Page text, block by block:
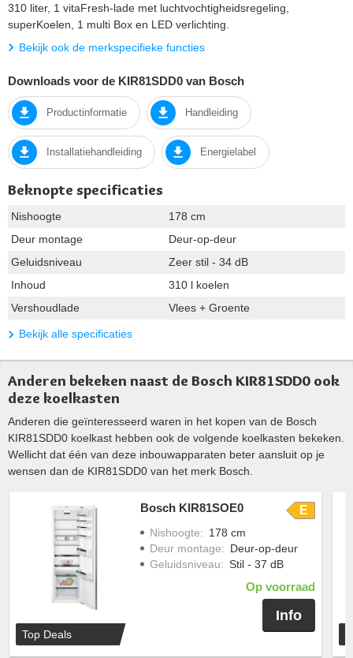
310 liter, 1 vitaFresh-lade met luchtvochtigheidsregeling,
superKoelen, 1 multi Box en LED verlichting.
Bekijk ook de merkspecifieke functies
Downloads voor de KIR81SDD0 van Bosch
Productinformatie Handleiding
Installatiehandleiding Energielabel
Beknopte specificaties
Nishoogte
178 cm
Deur montage
Deur-op-deur
Geluidsniveau
Zeer stil - 34 dB
Inhoud
310 l koelen
Vershoudlade
Vlees + Groente
Bekijk alle specificaties
Anderen bekeken naast de Bosch KIR81SDD0 ook
deze koelkasten
Anderen die geïnteresseerd waren in het kopen van de Bosch
KIR81SDD0 koelkast hebben ook de volgende koelkasten bekeken.
Wellicht dat één van deze inbouwapparaten beter aansluit op je
wensen dan de KIR81SDD0 van het merk Bosch.
Top Deals
Bosch KIR81SOE0 E
Nishoogte: 178 cm
Deur montage: Deur-op-deur
Geluidsniveau: Stil - 37 dB
Op voorraad
Info